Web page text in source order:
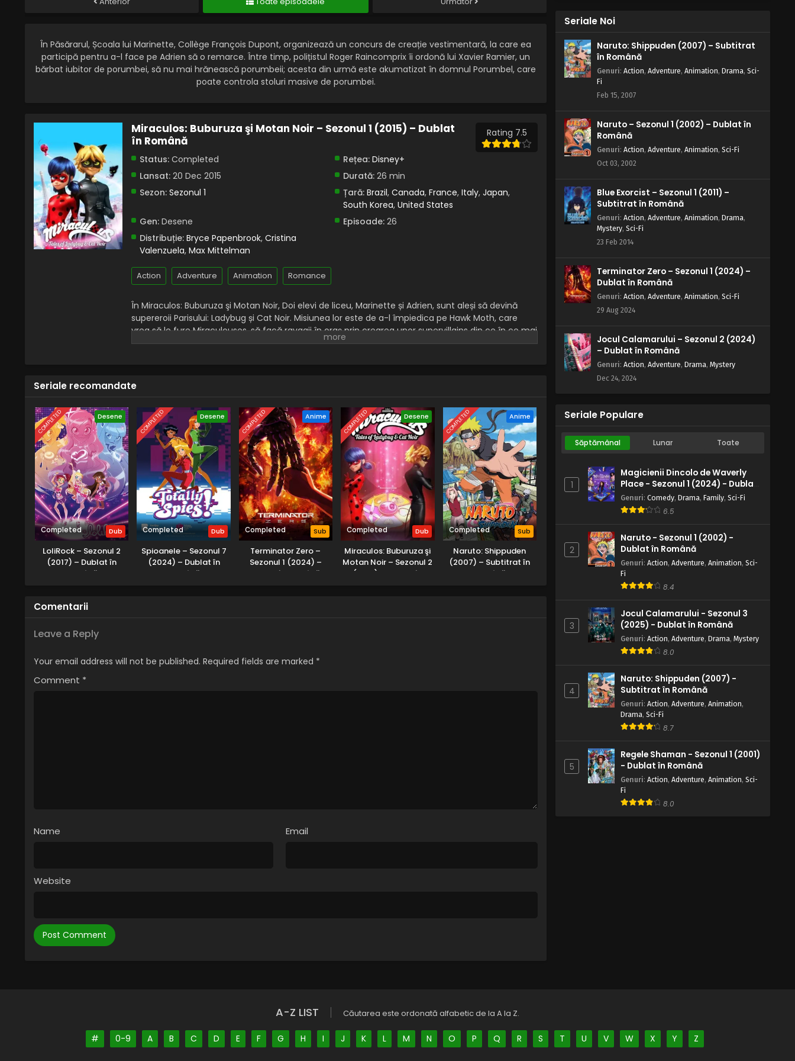
În Păsărarul, Școala lui Marinette, Collège François Dupont, organizează un concurs de creație vestimentară, la care ea
participă pentru a-l face pe Adrien să o remarce. Între timp, polițistul Roger Raincomprix îi ordonă lui Xavier Ramier, un
bărbat iubitor de porumbei, să nu mai hrănească porumbeii; acesta din urmă este akumatizat în domnul Porumbel, care
poate controla stoluri masive de porumbei.
Miraculos: Buburuza şi Motan Noir – Sezonul 1 (2015) – Dublat
în Română
Rating 7.5
Status: Completed Rețea: Disney+
Lansat: 20 Dec 2015 Durată:26 min
Sezon: Sezonul 1 Țară: Brazil, Canada, France, Italy, Japan,
South Korea, United States
Gen: Desene Episoade:26
Distribuție: Bryce Papenbrook, Cristina
Valenzuela, Max Mittelman
Action Adventure Animation Romance
În Miraculos: Buburuza şi Motan Noir, Doi elevi de liceu, Marinette și Adrien, sunt aleși să devină
supereroii Parisului: Ladybug și Cat Noir. Misiunea lor este de a-l împiedica pe Hawk Moth, care
vrea să le fure Miraculouses, să facă ravagii în oraș prin crearea unor supervillains din ce în ce mai
periculoși, în timp ce își trăiesc viața de liceeni și își păstrează identitatea secretă. La școală,
Seriale recomandate
COMPLETED Desene
Completed Dub
LoliRock – Sezonul 2
(2017) – Dublat în
Română
COMPLETED Desene
Completed Dub
Spioanele – Sezonul 7
(2024) – Dublat în
Română
COMPLETED Anime
Completed Sub
Terminator Zero –
Sezonul 1 (2024) –
Dublat în Română
COMPLETED Desene
Completed Dub
Miraculos: Buburuza şi
Motan Noir – Sezonul 2
(2017) – Dublat în
COMPLETED Anime
Completed Sub
Naruto: Shippuden
(2007) – Subtitrat în
Română
Comentarii
Leave a Reply
Your email address will not be published. Required fields are marked *
Comment *
Name Email
Website
Seriale Noi
Naruto: Shippuden (2007) – Subtitrat
în Română
Genuri: Action, Adventure, Animation, Drama, Sci-
Fi
Feb 15, 2007
Naruto – Sezonul 1 (2002) – Dublat în
Română
Genuri: Action, Adventure, Animation, Sci-Fi
Oct 03, 2002
Blue Exorcist – Sezonul 1 (2011) –
Subtitrat în Română
Genuri: Action, Adventure, Animation, Drama,
Mystery, Sci-Fi
23 Feb 2014
Terminator Zero – Sezonul 1 (2024) –
Dublat în Română
Genuri: Action, Adventure, Animation, Sci-Fi
29 Aug 2024
Jocul Calamarului – Sezonul 2 (2024)
– Dublat în Română
Genuri: Action, Adventure, Drama, Mystery
Dec 24, 2024
Seriale Populare
Săptămânal Lunar Toate
1
Magicienii Dincolo de Waverly
Place - Sezonul 1 (2024) - Dublat
în Română
Genuri: Comedy, Drama, Family, Sci-Fi
6.5
2
Naruto - Sezonul 1 (2002) -
Dublat în Română
Genuri: Action, Adventure, Animation, Sci-
Fi
8.4
3
Jocul Calamarului - Sezonul 3
(2025) - Dublat în Română
Genuri: Action, Adventure, Drama, Mystery
8.0
4
Naruto: Shippuden (2007) -
Subtitrat în Română
Genuri: Action, Adventure, Animation,
Drama, Sci-Fi
8.7
5
Regele Shaman - Sezonul 1 (2001)
- Dublat în Română
Genuri: Action, Adventure, Animation, Sci-
Fi
8.0
A-Z LIST Căutarea este ordonată alfabetic de la A la Z.
# 0-9 A B C D E F G H I J K L M N O P Q R S T U V W X Y Z